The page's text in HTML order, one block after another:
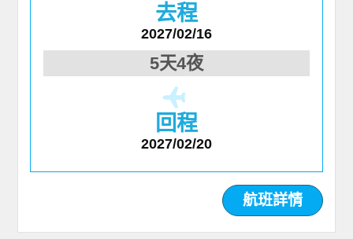
去程
2027/02/16
5天4夜
回程
2027/02/20
航班詳情